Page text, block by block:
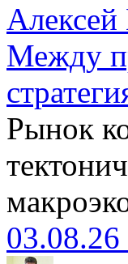
Между
Рынок
03.08.26